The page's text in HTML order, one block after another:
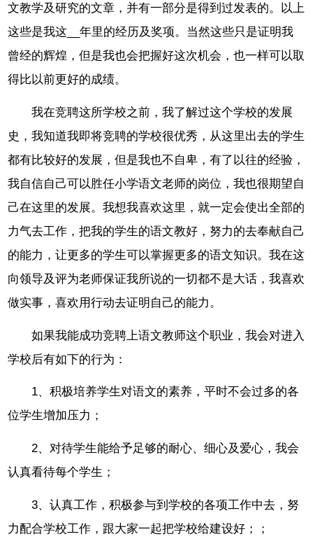
文教学及研究的文章，并有一部分是得到过发表的。以上
这些是我这__年里的经历及奖项。当然这些只是证明我
曾经的辉煌，但是我也会把握好这次机会，也一样可以取
得比以前更好的成绩。
我在竞聘这所学校之前，我了解过这个学校的发展
史，我知道我即将竞聘的学校很优秀，从这里出去的学生
都有比较好的发展，但是我也不自卑，有了以往的经验，
我自信自己可以胜任小学语文老师的岗位，我也很期望自
己在这里的发展。我想我喜欢这里，就一定会使出全部的
力气去工作，把我的学生的语文教好，努力的去奉献自己
的能力，让更多的学生可以掌握更多的语文知识。我在这
向领导及评为老师保证我所说的一切都不是大话，我喜欢
做实事，喜欢用行动去证明自己的能力。
如果我能成功竞聘上语文教师这个职业，我会对进入
学校后有如下的行为：
1、积极培养学生对语文的素养，平时不会过多的各
位学生增加压力；
2、对待学生能给予足够的耐心、细心及爱心，我会
认真看待每个学生；
3、认真工作，积极参与到学校的各项工作中去，努
力配合学校工作，跟大家一起把学校给建设好；；